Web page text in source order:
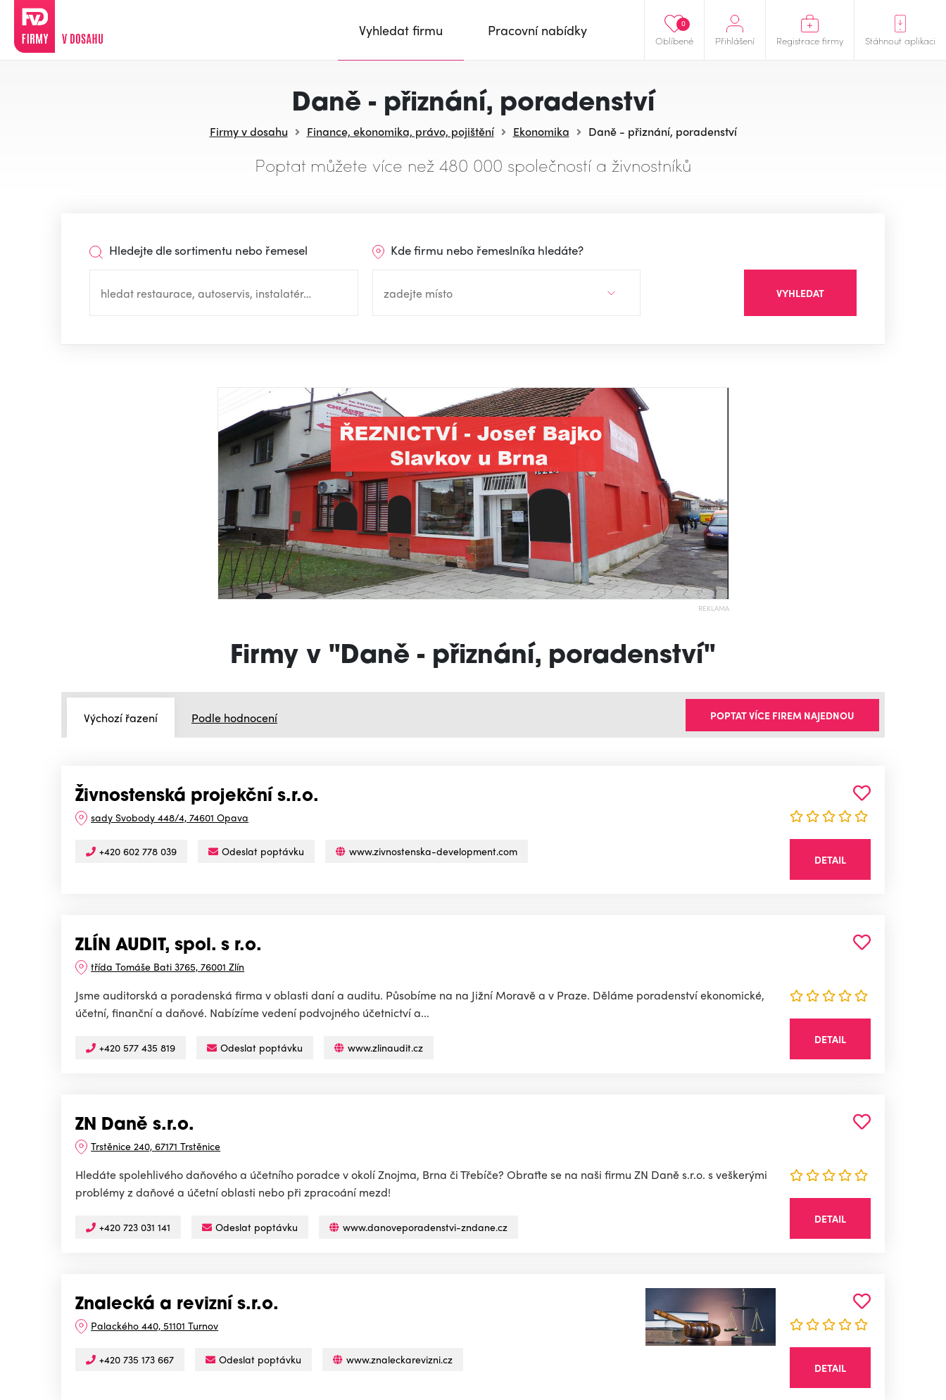
Oblíbené
0
Přihlášení Registrace firmy Stáhnout aplikaci
Vyhledat firmu Pracovní nabídky
Daně - přiznání, poradenství
Firmy v dosahu Finance, ekonomika, právo, pojištění Ekonomika Daně - přiznání, poradenství
Poptat můžete více než 480 000 společností a živnostníků
Hledejte dle sortimentu nebo řemesel Kde firmu nebo řemeslníka hledáte?
VYHLEDAT
REKLAMA
Firmy v "Daně - přiznání, poradenství"
Výchozí řazení Podle hodnocení POPTAT VÍCE FIREM NAJEDNOU
Živnostenská projekční s.r.o.
sady Svobody 448/4, 74601 Opava
+420 602 778 039 Odeslat poptávku www.zivnostenska-development.com
DETAIL
ZLÍN AUDIT, spol. s r.o.
třída Tomáše Bati 3765, 76001 Zlín
Jsme auditorská a poradenská firma v oblasti daní a auditu. Působíme na na Jižní Moravě a v Praze. Děláme poradenství ekonomické,
účetní, finanční a daňové. Nabízíme vedení podvojného účetnictví a...
+420 577 435 819 Odeslat poptávku www.zlinaudit.cz
DETAIL
ZN Daně s.r.o.
Trstěnice 240, 67171 Trstěnice
Hledáte spolehlivého daňového a účetního poradce v okolí Znojma, Brna či Třebíče? Obraťte se na naši firmu ZN Daně s.r.o. s veškerými
problémy z daňové a účetní oblasti nebo při zpracoání mezd!
+420 723 031 141 Odeslat poptávku www.danoveporadenstvi-zndane.cz
DETAIL
Znalecká a revizní s.r.o.
Palackého 440, 51101 Turnov
+420 735 173 667 Odeslat poptávku www.znaleckarevizni.cz
DETAIL